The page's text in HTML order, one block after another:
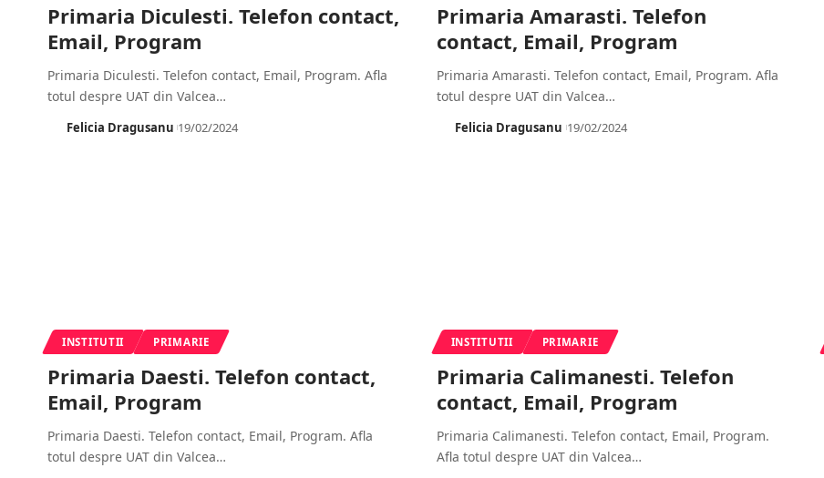
Primaria Diculesti. Telefon contact,
Email, Program
Primaria Diculesti. Telefon contact, Email, Program. Afla
totul despre UAT din Valcea…
Felicia Dragusanu 19/02/2024
Primaria Amarasti. Telefon
contact, Email, Program
Primaria Amarasti. Telefon contact, Email, Program. Afla
totul despre UAT din Valcea…
Felicia Dragusanu 19/02/2024
INSTITUTII PRIMARIE
Primaria Daesti. Telefon contact,
Email, Program
Primaria Daesti. Telefon contact, Email, Program. Afla
totul despre UAT din Valcea…
INSTITUTII PRIMARIE
Primaria Calimanesti. Telefon
contact, Email, Program
Primaria Calimanesti. Telefon contact, Email, Program.
Afla totul despre UAT din Valcea…